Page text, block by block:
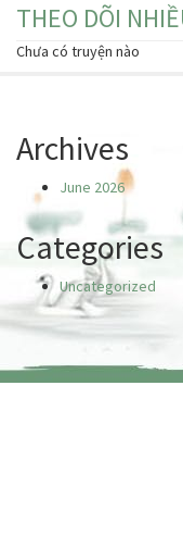
THEO DÕI
Chưa có truyện nào
Archives
June 2026
Categories
Uncategorized